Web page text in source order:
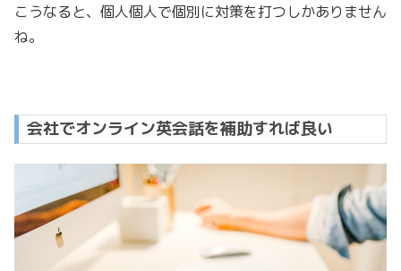
こうなると、個人個人で個別に対策を打つしかありません
ね。
会社でオンライン英会話を補助すれば良い